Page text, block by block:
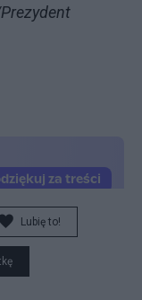
Lubię to!